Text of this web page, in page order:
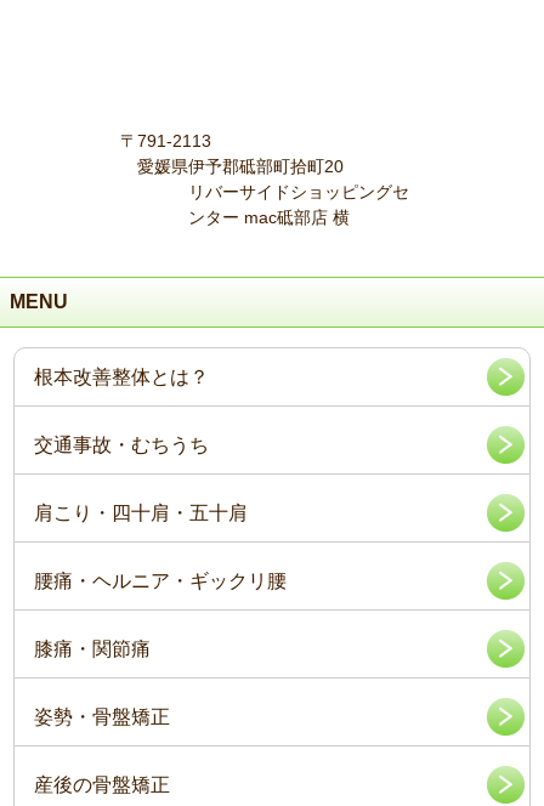
〒791-2113
愛媛県伊予郡砥部町拾町20
リバーサイドショッピングセ
ンター mac砥部店 横
MENU
根本改善整体とは？
交通事故・むちうち
肩こり・四十肩・五十肩
腰痛・ヘルニア・ギックリ腰
膝痛・関節痛
姿勢・骨盤矯正
産後の骨盤矯正